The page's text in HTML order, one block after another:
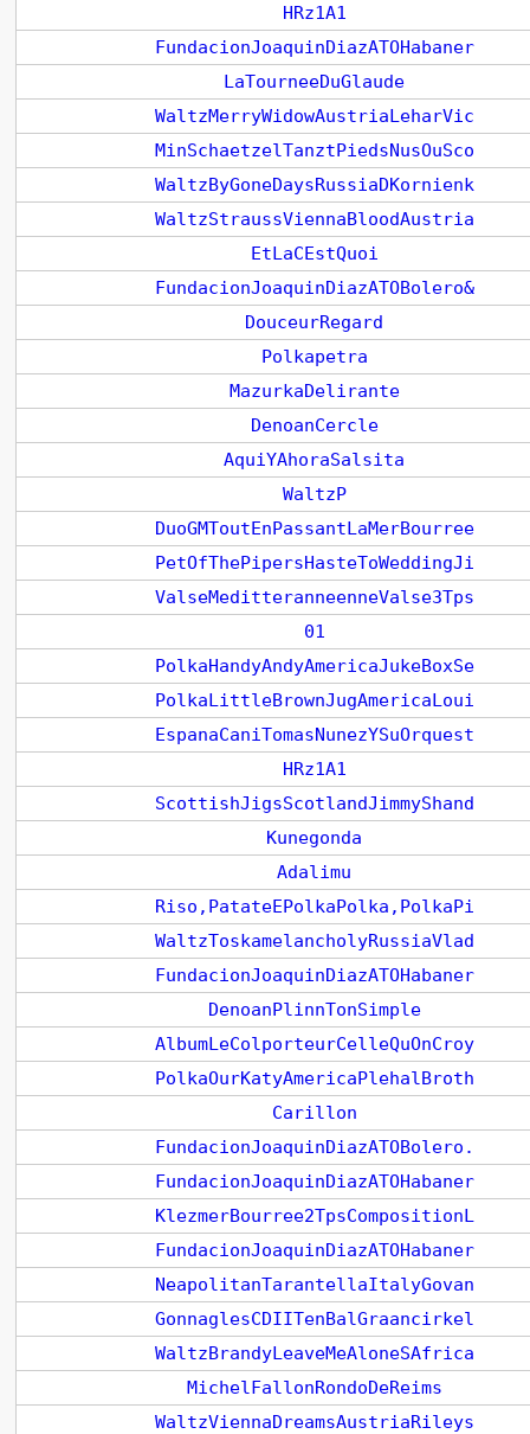
HRz1A1
FundacionJoaquinDiazATOHabaner
LaTourneeDuGlaude
WaltzMerryWidowAustriaLeharVic
MinSchaetzelTanztPiedsNusOuSco
WaltzByGoneDaysRussiaDKornienk
WaltzStraussViennaBloodAustria
EtLaCEstQuoi
FundacionJoaquinDiazATOBolero&
DouceurRegard
Polkapetra
MazurkaDelirante
DenoanCercle
AquiYAhoraSalsita
WaltzP
DuoGMToutEnPassantLaMerBourree
PetOfThePipersHasteToWeddingJi
ValseMeditteranneenneValse3Tps
01
PolkaHandyAndyAmericaJukeBoxSe
PolkaLittleBrownJugAmericaLoui
EspanaCaniTomasNunezYSuOrquest
HRz1A1
ScottishJigsScotlandJimmyShand
Kunegonda
Adalimu
Riso,PatateEPolkaPolka,PolkaPi
WaltzToskamelancholyRussiaVlad
FundacionJoaquinDiazATOHabaner
DenoanPlinnTonSimple
AlbumLeColporteurCelleQuOnCroy
PolkaOurKatyAmericaPlehalBroth
Carillon
FundacionJoaquinDiazATOBolero.
FundacionJoaquinDiazATOHabaner
KlezmerBourree2TpsCompositionL
FundacionJoaquinDiazATOHabaner
NeapolitanTarantellaItalyGovan
GonnaglesCDIITenBalGraancirkel
WaltzBrandyLeaveMeAloneSAfrica
MichelFallonRondoDeReims
WaltzViennaDreamsAustriaRileys